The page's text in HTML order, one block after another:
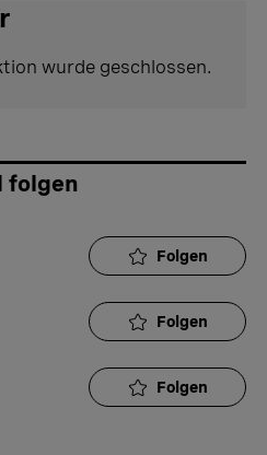
wurde geschlossen.
folgen
Folgen
Folgen
Folgen